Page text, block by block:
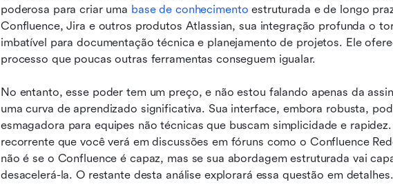
poderosa para criar uma base de conhecimento estruturada e de longo
Confluence, Jira e outros produtos Atlassian, sua integração profunda o
imbatível para documentação técnica e planejamento de projetos. Ele
processo que poucas outras ferramentas conseguem igualar.
No entanto, esse poder tem um preço, e não estou falando apenas da
uma curva de aprendizado significativa. Sua interface, embora robusta,
esmagadora para equipes não técnicas que buscam simplicidade e
recorrente que você verá em discussões em fóruns como o Confluence
não é se o Confluence é capaz, mas se sua abordagem estruturada vai
desacelerá-la. O restante desta análise explorará essa questão em detalhes.